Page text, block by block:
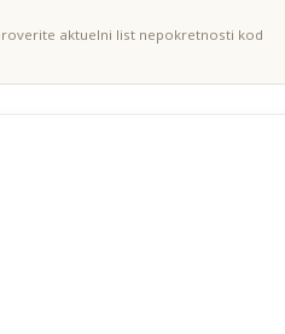
aktuelni list nepokretnosti kod